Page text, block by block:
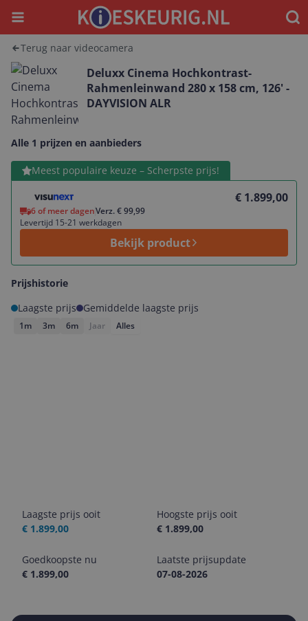
Menu
Terug naar videocamera
Deluxx Cinema Hochkontrast-
Rahmenleinwand 280 x 158 cm, 126' -
DAYVISION ALR
Alle 1 prijzen en aanbieders
Meest populaire keuze – Scherpste prijs!
€ 1.899,00
6 of meer dagenVerz. € 99,99
Levertijd 15-21 werkdagen
Bekijk product
Bekijk product
Prijshistorie
Laagste prijs
Gemiddelde laagste prijs
1m 3m 6m Jaar Alles
Laagste prijs ooit
€ 1.899,00
Hoogste prijs ooit
€ 1.899,00
Goedkoopste nu
€ 1.899,00
Laatste prijsupdate
07-08-2026